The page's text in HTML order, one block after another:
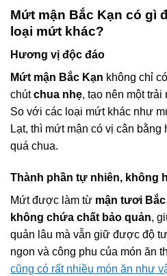
Mứt mận Bắc Kạn có gì
loại mứt khác?
Hương vị độc đáo
Mứt mận Bắc Kạn không chỉ
chútchua nhẹ, tạo nên một
So với các loại mứt khác như
Lạt, thì mứt mận có vị cân
quá chua.
Thành phần tự nhiên, không
Mứt được làm từ mận tươi Bắc
không chứa chất bảo quản,
quản lâu mà vẫn giữ được độ
ngon và công phu của món ăn
cũng có rất nhiều món ăn như